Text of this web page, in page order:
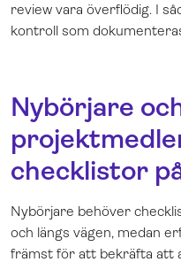
review vara överflödig. I
kontroll som
Nybörjare
checklistor
Nybörjare behöver
och längs vägen, medan
främst för att bekräfta att